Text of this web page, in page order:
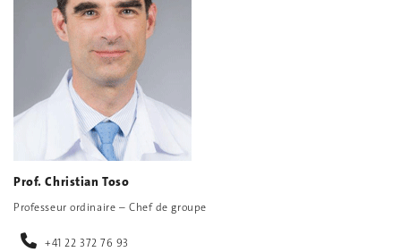
Prof. Christian Toso
Professeur ordinaire – Chef de groupe
+41 22 372 76 93